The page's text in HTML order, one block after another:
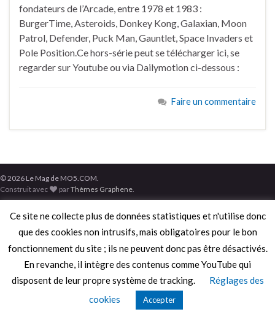
fondateurs de l’Arcade, entre 1978 et 1983 :
BurgerTime, Asteroids, Donkey Kong, Galaxian, Moon
Patrol, Defender, Puck Man, Gauntlet, Space Invaders et
Pole Position.Ce hors-série peut se télécharger ici, se
regarder sur Youtube ou via Dailymotion ci-dessous :
Faire un commentaire
© 2026 Le Mag de MO5.COM.
Construit avec
parThèmes Graphene
Ce site ne collecte plus de données statistiques et n'utilise donc
que des cookies non intrusifs, mais obligatoires pour le bon
fonctionnement du site ; ils ne peuvent donc pas être désactivés.
En revanche, il intègre des contenus comme YouTube qui
disposent de leur propre système de tracking.
Réglages des
cookies
Accepter